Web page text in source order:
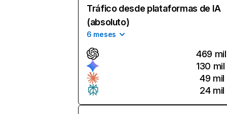
Tráfico desde plataformas de IA
(absoluto)
6 meses
469 mil
130 mil
49 mil
24 mil